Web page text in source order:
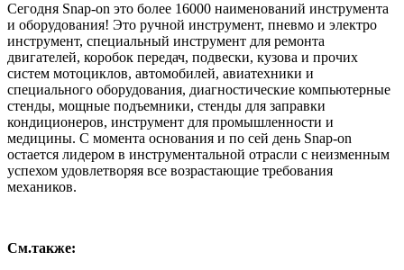
Сегодня Snap-on это более 16000 наименований инструмента
и оборудования! Это ручной инструмент, пневмо и электро
инструмент, специальный инструмент для ремонта
двигателей, коробок передач, подвески, кузова и прочих
систем мотоциклов, автомобилей, авиатехники и
специального оборудования, диагностические компьютерные
стенды, мощные подъемники, стенды для заправки
кондиционеров, инструмент для промышленности и
медицины. С момента основания и по сей день Snap-on
остается лидером в инструментальной отрасли с неизменным
успехом удовлетворяя все возрастающие требования
механиков.
См.также: